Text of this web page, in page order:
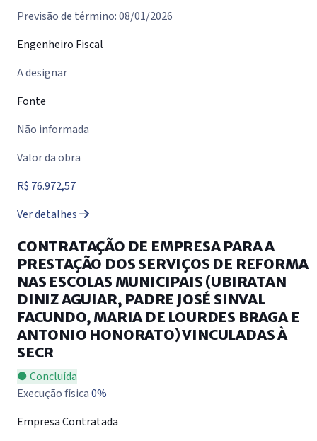
Previsão de término: 08/01/2026
Engenheiro Fiscal
A designar
Fonte
Não informada
Valor da obra
R$ 76.972,57
Ver detalhes
CONTRATAÇÃO DE EMPRESA PARA A
PRESTAÇÃO DOS SERVIÇOS DE REFORMA
NAS ESCOLAS MUNICIPAIS (UBIRATAN
DINIZ AGUIAR, PADRE JOSÉ SINVAL
FACUNDO, MARIA DE LOURDES BRAGA E
ANTONIO HONORATO) VINCULADAS À
SECR
● Concluída
Execução física0%
Empresa Contratada